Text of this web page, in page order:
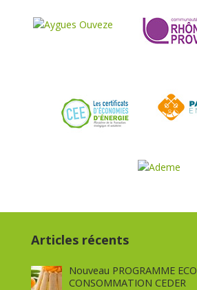
Articles récents
Nouveau PROGRAMME ECO
CONSOMMATION CEDER